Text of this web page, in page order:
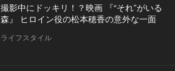
撮影中にドッキリ！？映画 『“それ”がいる
森』 ヒロイン役の松本穂香の意外な一面
ライフスタイル